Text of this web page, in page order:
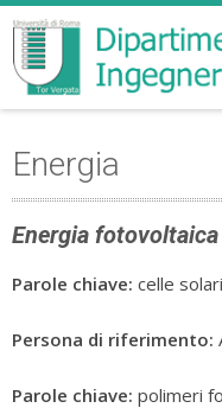
Energia
Energia
Parole chiave: celle solari
Persona di riferimento:
Parole chiave: polimeri